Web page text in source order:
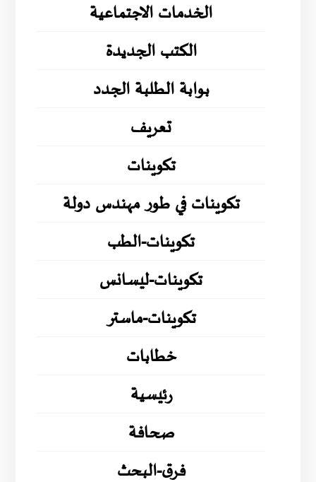
الخدمات الاجتماعية
الكتب الجديدة
بوابة الطلبة الجدد
تعريف
تكوينات
تكوينات في طور مهندس دولة
تكوينات-الطب
تكوينات-ليسانس
تكوينات-ماستر
خطابات
رئيسية
صحافة
فرق-البحث